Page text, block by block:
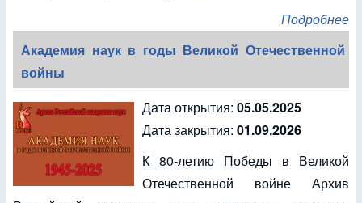
Подробнее
Академия наук в годы Великой Отечественной
войны
Дата открытия: 05.05.2025
Дата закрытия: 01.09.2026
К 80-летию Победы в Великой
Отечественной войне Архив